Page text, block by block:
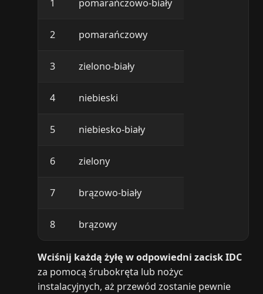
1
pomarańczowo-biały
2 pomarańczowy
3 zielono-biały
4 niebieski
5 niebiesko-biały
6 zielony
7 brązowo-biały
8 brązowy
Wciśnij każdą żyłę w odpowiedni zacisk IDC
za pomocą śrubokręta lub nożyc
instalacyjnych, aż przewód zostanie pewnie